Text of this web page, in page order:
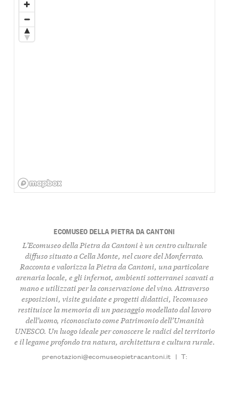
ECOMUSEO DELLA PIETRA DA CANTONI
L’Ecomuseo della Pietra da Cantoni è un centro culturale
diffuso situato a Cella Monte, nel cuore del Monferrato.
Racconta e valorizza la Pietra da Cantoni, una particolare
arenaria locale, e gli infernot, ambienti sotterranei scavati a
mano e utilizzati per la conservazione del vino. Attraverso
esposizioni, visite guidate e progetti didattici, l’ecomuseo
restituisce la memoria di un paesaggio modellato dal lavoro
dell’uomo, riconosciuto come Patrimonio dell’Umanità
UNESCO. Un luogo ideale per conoscere le radici del territorio
e il legame profondo tra natura, architettura e cultura rurale.
prenotazioni@ecomuseopietracantoni.it | T: